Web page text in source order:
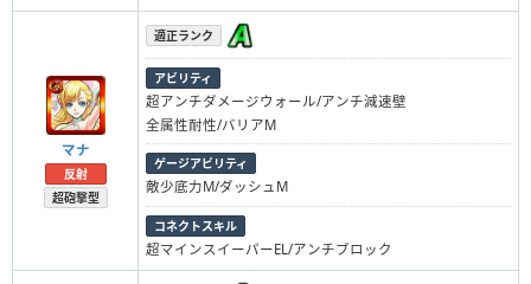
マナ
反射
超砲撃型
適正ランク
アビリティ
超アンチダメージウォール/アンチ減速壁
全属性耐性/バリアM
ゲージアビリティ
敵少底力M/ダッシュM
コネクトスキル
超マインスイーパーEL/アンチブロック